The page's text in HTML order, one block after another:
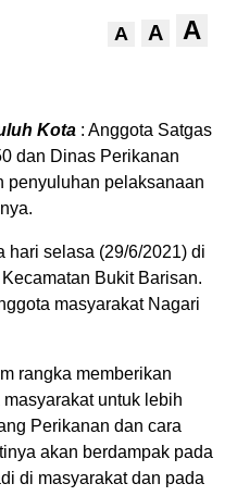
A A A
Kota : Anggota Satgas
dan Dinas Perikanan
penyuluhan pelaksanaan
hari selasa (29/6/2021) di
Bukit Barisan.
masyarakat Nagari
rangka memberikan
untuk lebih
Perikanan dan cara
akan berdampak pada
di masyarakat dan pada